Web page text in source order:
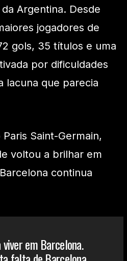
Argentina. Desde
jogadores de
gols, 35 títulos e uma
por dificuldades
lacuna que parecia
Saint-Germain,
voltou a brilhar em
continua
em Barcelona.